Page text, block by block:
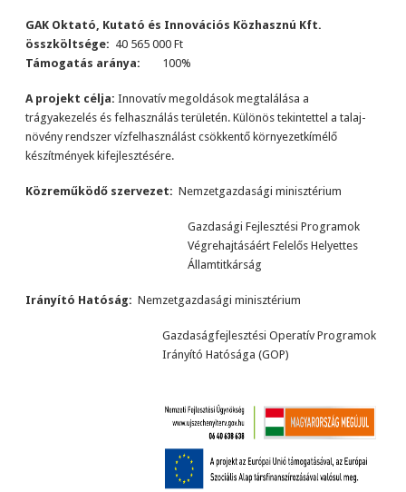
GAK Oktató, Kutató és Innovációs Közhasznú Kft.
összköltsége: 40 565 000 Ft
Támogatás aránya:
100%
A projekt célja: Innovatív megoldások megtalálása a
trágyakezelés és felhasználás területén. Különös tekintettel a talaj-
növény rendszer vízfelhasználást csökkentő környezetkímélő
készítmények kifejlesztésére.
Közreműködő szervezet: Nemzetgazdasági minisztérium
Gazdasági Fejlesztési Programok
Végrehajtásáért Felelős Helyettes
Államtitkárság
Irányító Hatóság: Nemzetgazdasági minisztérium
Gazdaságfejlesztési Operatív Programok
Irányító Hatósága (GOP)